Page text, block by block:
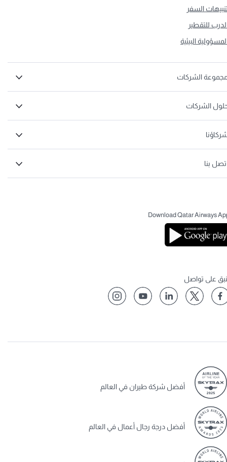
السفر
للتقطير
البيئية
الشركات
الشركات
بنا
Download Qatar Airways
على تواصل
أفضل شركة طيران في العالم
أفضل درجة رجال أعمال في العالم